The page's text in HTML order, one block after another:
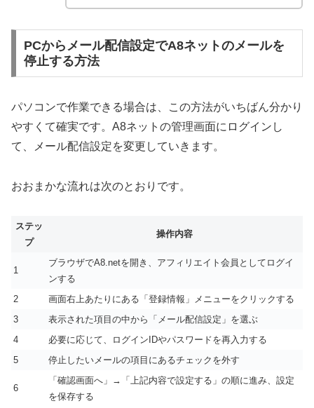
PCからメール配信設定でA8ネットのメールを
停止する方法
パソコンで作業できる場合は、この方法がいちばん分かり
やすくて確実です。A8ネットの管理画面にログインし
て、メール配信設定を変更していきます。
おおまかな流れは次のとおりです。
ステッ
プ
操作内容
1
ブラウザでA8.netを開き、アフィリエイト会員としてログイ
ンする
2
画面右上あたりにある「登録情報」メニューをクリックする
3
表示された項目の中から「メール配信設定」を選ぶ
4
必要に応じて、ログインIDやパスワードを再入力する
5
停止したいメールの項目にあるチェックを外す
6
「確認画面へ」→「上記内容で設定する」の順に進み、設定
を保存する